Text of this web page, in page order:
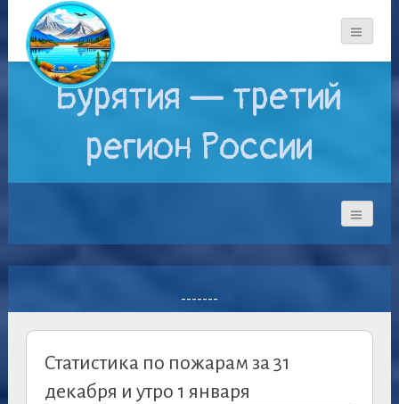
Бурятия — третий
регион России
-------
Статистика по пожарам за 31
декабря и утро 1 января